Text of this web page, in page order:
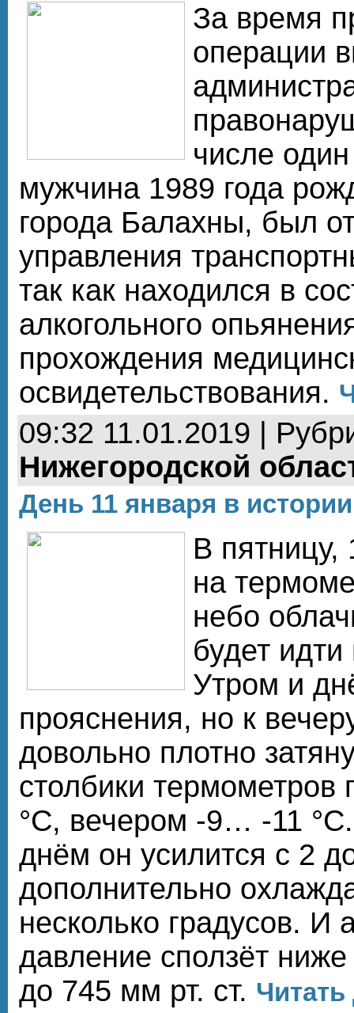
За время
операции
числе
мужчина 1989 года
города Балахны, был
управления
так как находился в
алкогольного
прохождения
освидетельствования.
09:32 11.01.2019 |
Нижегородской
День 11 января в истории
В пятницу,
на
небо
будет идти
Утром и
прояснения, но к
довольно плотно
столбики
°С, вечером -9… -11
днём он усилится с 2
дополнительно
несколько градусов. И
давление сползёт
до 745 мм рт. ст.